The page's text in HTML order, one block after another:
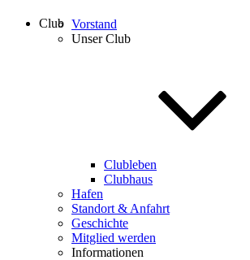
Club Vorstand
Unser Club
Clubleben
Clubhaus
Hafen
Standort & Anfahrt
Geschichte
Mitglied werden
Informationen